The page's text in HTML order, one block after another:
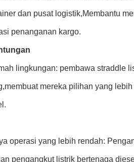
dan pusat logistik,Membantu
penanganan kargo.
lingkungan: pembawa straddle
mereka pilihan yang
operasi yang lebih rendah:
pengangkut listrik bertenaga